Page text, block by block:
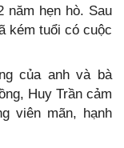
năm hẹn hò. Sau
kém tuổi có cuộc
của anh và bà
Huy Trần cảm
viên mãn, hạnh